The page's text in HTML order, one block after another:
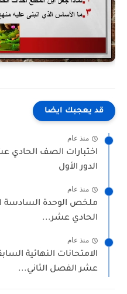
قد يعجبك ايضا
منذ عام
اختبارات الصف الحادي
الدور الأول
منذ عام
ملخص الوحدة السادسة
الحادي عشر...
منذ عام
الامتحانات النهائية
عشر الفصل الثاني...